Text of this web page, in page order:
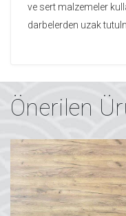
ve sert malzemeler
darbelerden uzak
Önerilen